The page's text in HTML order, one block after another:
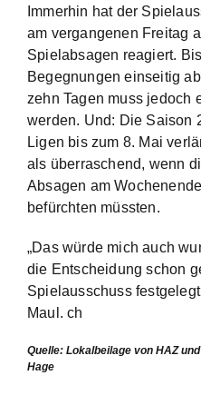
Immerhin hat der
am vergangenen Freitag
Spielabsagen reagiert.
Begegnungen einseitig
zehn Tagen muss jedoch
werden. Und: Die Saison
Ligen bis zum 8. Mai
als überraschend, wenn
Absagen am
befürchten müssten.
„Das würde mich auch
die Entscheidung schon
Spielausschuss
Maul. ch
Quelle: Lokalbeilage von HAZ
Hage